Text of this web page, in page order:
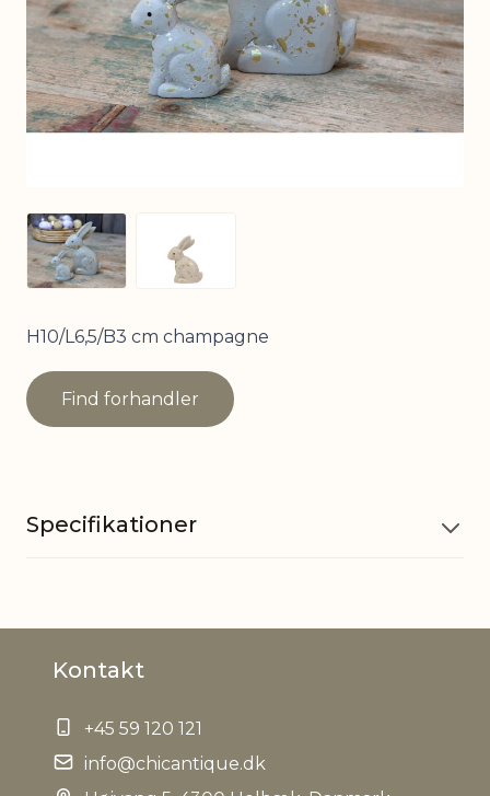
View larger image
H10/L6,5/B3 cm champagne
Find forhandler
Specifikationer
EAN
Tariffnumber
Kontakt
+45 59 120 121
info@chicantique.dk